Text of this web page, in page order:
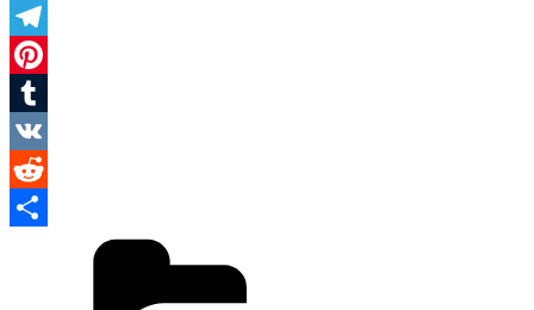
X
Telegram
Pinterest
Tumblr
VK
Reddit